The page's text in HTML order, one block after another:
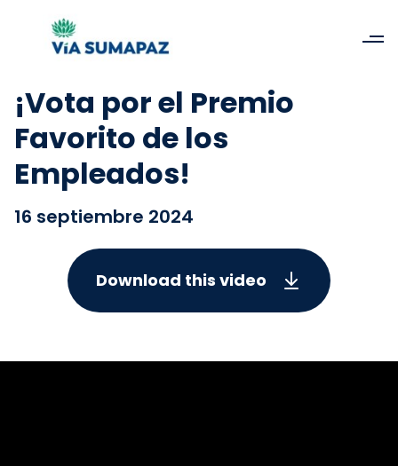
¡Vota por el Premio
Favorito de los
Empleados!
16 septiembre 2024
Download this video